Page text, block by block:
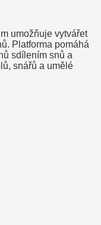
umožňuje vytvářet
Platforma pomáhá
sdílením snů a
snářů a umělé